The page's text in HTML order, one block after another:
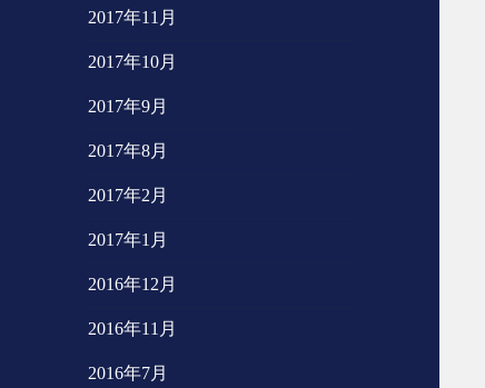
2017年11月
2017年10月
2017年9月
2017年8月
2017年2月
2017年1月
2016年12月
2016年11月
2016年7月